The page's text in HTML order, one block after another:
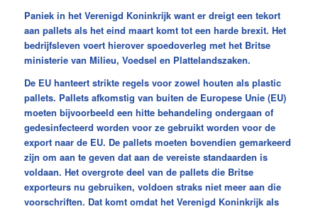
Paniek in het Verenigd Koninkrijk want er dreigt een tekort
aan pallets als het eind maart komt tot een harde brexit. Het
bedrijfsleven voert hierover spoedoverleg met het Britse
ministerie van Milieu, Voedsel en Plattelandszaken.
De EU hanteert strikte regels voor zowel houten als plastic
pallets. Pallets afkomstig van buiten de Europese Unie (EU)
moeten bijvoorbeeld een hitte behandeling ondergaan of
gedesinfecteerd worden voor ze gebruikt worden voor de
export naar de EU. De pallets moeten bovendien gemarkeerd
zijn om aan te geven dat aan de vereiste standaarden is
voldaan. Het overgrote deel van de pallets die Britse
exporteurs nu gebruiken, voldoen straks niet meer aan die
voorschriften. Dat komt omdat het Verenigd Koninkrijk als